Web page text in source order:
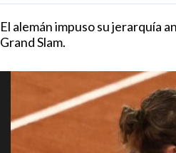
El alemán impuso su jerarquía
Grand Slam.